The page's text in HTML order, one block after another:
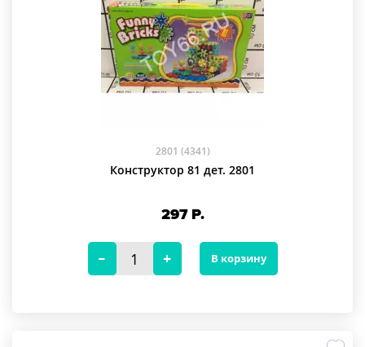
моделей для малышей до сложных конструкторов с десятками
элементов. Все материалы безопасны, прочны и соответствуют
международным стандартам. Элементы легко соединяются и не
ломаются при активной игре, что делает их идеальными как для
домашнего использования, так и для детских садов.
вовлекают ребёнка в процесс сборки. Многие комплекты включают
отвертки и инструменты — это не просто декор, а реальное
можно купить конструкторы, которые не просто развлекают, а учат
думать, анализировать и решать задачи.
2801 (4341)
Конструктор 81 дет. 2801
297Р.
В корзину